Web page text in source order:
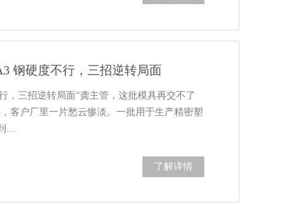
钢硬度不行，三招逆转局面
，三招逆转局面“龚主管，这批模具再交不了
客户厂里一片愁云惨淡。一批用于生产精密塑
…
了解详情